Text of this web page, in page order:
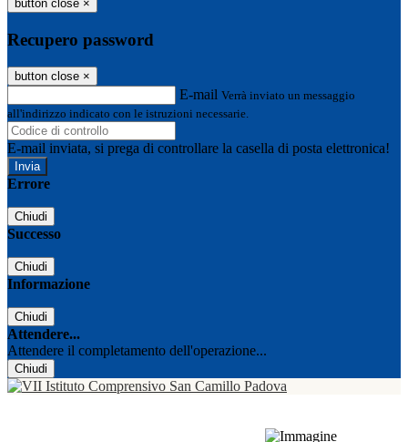
button close ×
Recupero password
button close ×
E-mail Verrà inviato un messaggio
all'indirizzo indicato con le istruzioni necessarie.
E-mail inviata, si prega di controllare la casella di posta elettronica!
Errore
Chiudi
Successo
Chiudi
Informazione
Chiudi
Attendere...
Attendere il completamento dell'operazione...
Chiudi